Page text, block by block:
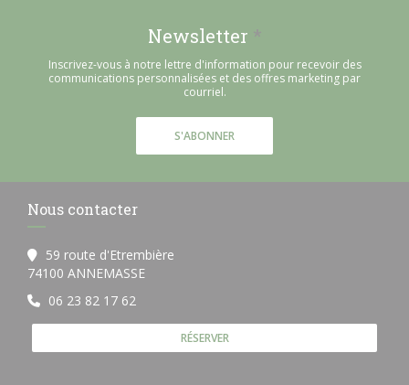
Newsletter *
Inscrivez-vous à notre lettre d'information pour recevoir des
communications personnalisées et des offres marketing par
courriel.
S'ABONNER
Nous contacter
59 route d'Etrembière
74100 ANNEMASSE((ouvre une nouvelle fenêtre))
06 23 82 17 62
RÉSERVER